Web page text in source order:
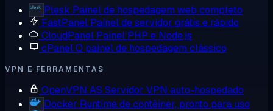
Plesk Painel de hospedagem web completo
FastPanel Painel de servidor grátis e rápido
CloudPanel Painel PHP e Node.js
cPanelO painel de hospedagem clássico
VPN E FERRAMENTAS
OpenVPN AS Servidor VPN auto-hospedado
Docker Runtime de contêiner, pronto para uso